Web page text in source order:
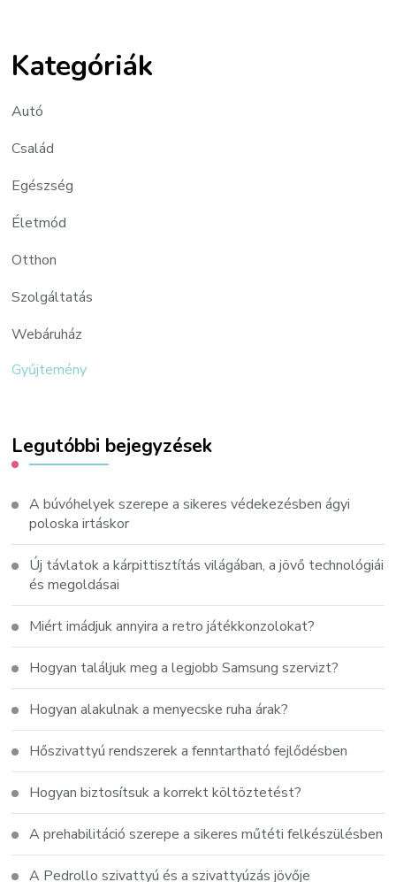
Kategóriák
Autó
Család
Egészség
Életmód
Otthon
Szolgáltatás
Webáruház
Gyűjtemény
Legutóbbi bejegyzések
A búvóhelyek szerepe a sikeres védekezésben ágyi
poloska irtáskor
Új távlatok a kárpittisztítás világában, a jövő technológiái
és megoldásai
Miért imádjuk annyira a retro játékkonzolokat?
Hogyan találjuk meg a legjobb Samsung szervizt?
Hogyan alakulnak a menyecske ruha árak?
Hőszivattyú rendszerek a fenntartható fejlődésben
Hogyan biztosítsuk a korrekt költöztetést?
A prehabilitáció szerepe a sikeres műtéti felkészülésben
A Pedrollo szivattyú és a szivattyúzás jövője